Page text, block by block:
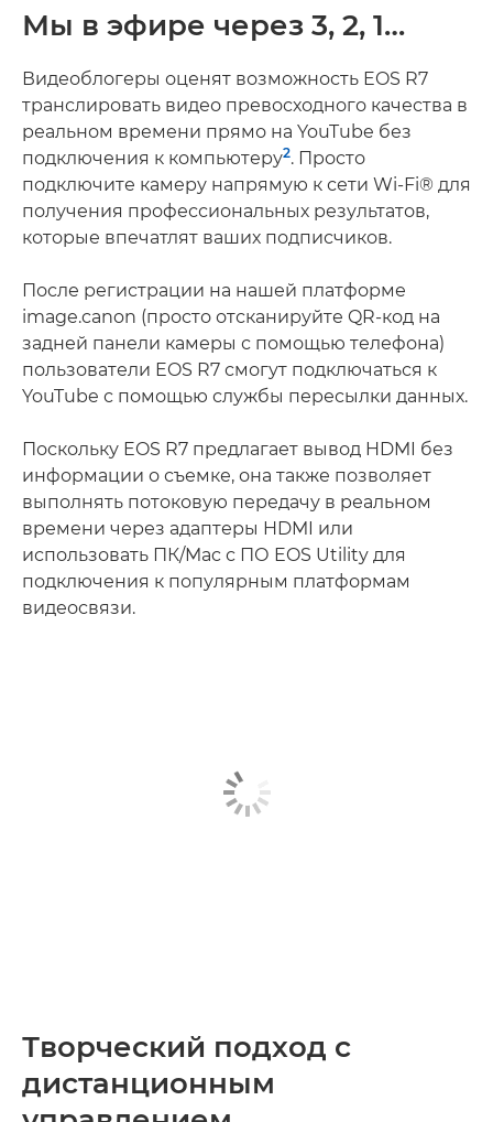
Мы в эфире через 3, 2, 1…
Видеоблогеры оценят возможность EOS R7
транслировать видео превосходного качества в
реальном времени прямо на YouTube без
подключения к компьютеру2. Просто
подключите камеру напрямую к сети Wi-Fi® для
получения профессиональных результатов,
которые впечатлят ваших подписчиков.
После регистрации на нашей платформе
image.canon (просто отсканируйте QR-код на
задней панели камеры с помощью телефона)
пользователи EOS R7 смогут подключаться к
YouTube с помощью службы пересылки данных.
Поскольку EOS R7 предлагает вывод HDMI без
информации о съемке, она также позволяет
выполнять потоковую передачу в реальном
времени через адаптеры HDMI или
использовать ПК/Mac с ПО EOS Utility для
подключения к популярным платформам
видеосвязи.
Творческий подход с
дистанционным